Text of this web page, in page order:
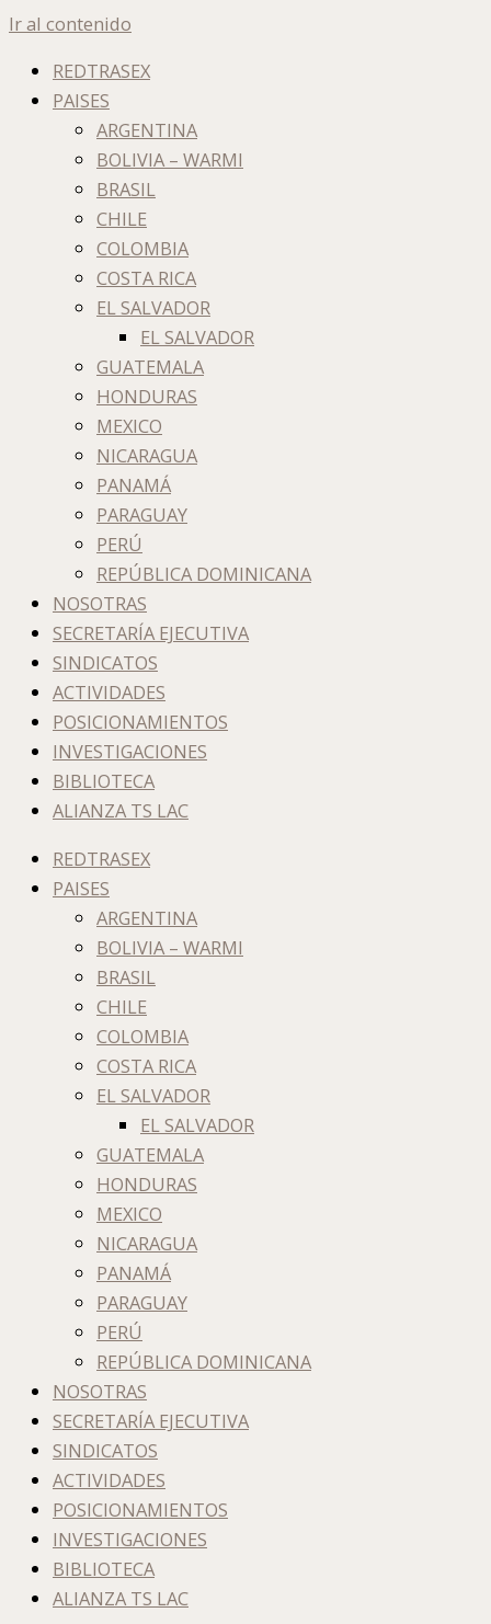
Ir al contenido
REDTRASEX
PAISES
ARGENTINA
BOLIVIA – WARMI
BRASIL
CHILE
COLOMBIA
COSTA RICA
EL SALVADOR
EL SALVADOR
GUATEMALA
HONDURAS
MEXICO
NICARAGUA
PANAMÁ
PARAGUAY
PERÚ
REPÚBLICA DOMINICANA
NOSOTRAS
SECRETARÍA EJECUTIVA
SINDICATOS
ACTIVIDADES
POSICIONAMIENTOS
INVESTIGACIONES
BIBLIOTECA
ALIANZA TS LAC
REDTRASEX
PAISES
ARGENTINA
BOLIVIA – WARMI
BRASIL
CHILE
COLOMBIA
COSTA RICA
EL SALVADOR
EL SALVADOR
GUATEMALA
HONDURAS
MEXICO
NICARAGUA
PANAMÁ
PARAGUAY
PERÚ
REPÚBLICA DOMINICANA
NOSOTRAS
SECRETARÍA EJECUTIVA
SINDICATOS
ACTIVIDADES
POSICIONAMIENTOS
INVESTIGACIONES
BIBLIOTECA
ALIANZA TS LAC